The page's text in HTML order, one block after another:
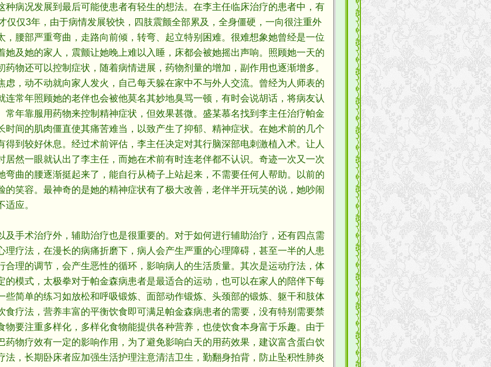
种病况发展到最后可能使患者有轻生的想法。在李主任临床治疗的患者中，有
仅仅3年，由于病情发展较快，四肢震颤全部累及，全身僵硬，一向很注重外
，腰部严重弯曲，走路向前倾，转弯、起立特别困难。很难想象她曾经是一位
她及她的家人，震颤让她晚上难以入睡，床都会被她摇出声响。照顾她一天的
物还可以控制症状，随着病情进展，药物剂量的增加，副作用也逐渐增多。
虑，动不动就向家人发火，自己每天躲在家中不与外人交流。曾经为人师表的
连常年照顾她的老伴也会被他莫名其妙地臭骂一顿，有时会说胡话，将病友认
常年靠服用药物来控制精神症状，但效果甚微。盛某慕名找到李主任治疗帕金
时间的肌肉僵直使其痛苦难当，以致产生了抑郁、精神症状。在她术前的几个
得到较好休息。经过术前评估，李主任决定对其行脑深部电刺激植入术。让人
居然一眼就认出了李主任，而她在术前有时连老伴都不认识。奇迹一次又一次
弯曲的腰逐渐挺起来了，能自行从椅子上站起来，不需要任何人帮助。以前的
的笑容。最神奇的是她的精神症状有了极大改善，老伴半开玩笑的说，她吵闹
应。
手术治疗外，辅助治疗也是很重要的。对于如何进行辅助治疗，还有四点需
理疗法，在漫长的病痛折磨下，病人会产生严重的心理障碍，甚至一半的人患
合理的调节，会产生恶性的循环，影响病人的生活质量。其次是运动疗法，体
的模式，太极拳对于帕金森病患者是最适合的运动，也可以在家人的陪伴下每
些简单的练习如放松和呼吸锻炼、面部动作锻炼、头颈部的锻炼、躯干和肢体
食疗法，营养丰富的平衡饮食即可满足帕金森病患者的需要，没有特别需要禁
物要注重多样化，多样化食物能提供各种营养，也使饮食本身富于乐趣。由于
药物疗效有一定的影响作用，为了避免影响白天的用药效果，建议富含蛋白饮
法，长期卧床者应加强生活护理注意清洁卫生，勤翻身拍背，防止坠积性肺炎